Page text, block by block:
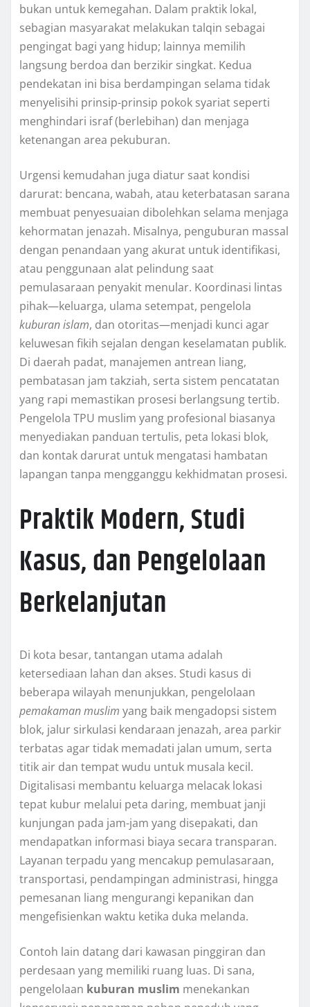
bukan untuk kemegahan. Dalam praktik lokal,
sebagian masyarakat melakukan talqin sebagai
pengingat bagi yang hidup; lainnya memilih
langsung berdoa dan berzikir singkat. Kedua
pendekatan ini bisa berdampingan selama tidak
menyelisihi prinsip-prinsip pokok syariat seperti
menghindari israf (berlebihan) dan menjaga
ketenangan area pekuburan.
Urgensi kemudahan juga diatur saat kondisi
darurat: bencana, wabah, atau keterbatasan sarana
membuat penyesuaian dibolehkan selama menjaga
kehormatan jenazah. Misalnya, penguburan massal
dengan penandaan yang akurat untuk identifikasi,
atau penggunaan alat pelindung saat
pemulasaraan penyakit menular. Koordinasi lintas
pihak—keluarga, ulama setempat, pengelola
kuburan islam, dan otoritas—menjadi kunci agar
keluwesan fikih sejalan dengan keselamatan publik.
Di daerah padat, manajemen antrean liang,
pembatasan jam takziah, serta sistem pencatatan
yang rapi memastikan prosesi berlangsung tertib.
Pengelola TPU muslim yang profesional biasanya
menyediakan panduan tertulis, peta lokasi blok,
dan kontak darurat untuk mengatasi hambatan
lapangan tanpa mengganggu kekhidmatan prosesi.
Praktik Modern, Studi
Kasus, dan Pengelolaan
Berkelanjutan
Di kota besar, tantangan utama adalah
ketersediaan lahan dan akses. Studi kasus di
beberapa wilayah menunjukkan, pengelolaan
pemakaman muslim yang baik mengadopsi sistem
blok, jalur sirkulasi kendaraan jenazah, area parkir
terbatas agar tidak memadati jalan umum, serta
titik air dan tempat wudu untuk musala kecil.
Digitalisasi membantu keluarga melacak lokasi
tepat kubur melalui peta daring, membuat janji
kunjungan pada jam-jam yang disepakati, dan
mendapatkan informasi biaya secara transparan.
Layanan terpadu yang mencakup pemulasaraan,
transportasi, pendampingan administrasi, hingga
pemesanan liang mengurangi kepanikan dan
mengefisienkan waktu ketika duka melanda.
Contoh lain datang dari kawasan pinggiran dan
perdesaan yang memiliki ruang luas. Di sana,
pengelolaan kuburan muslim menekankan